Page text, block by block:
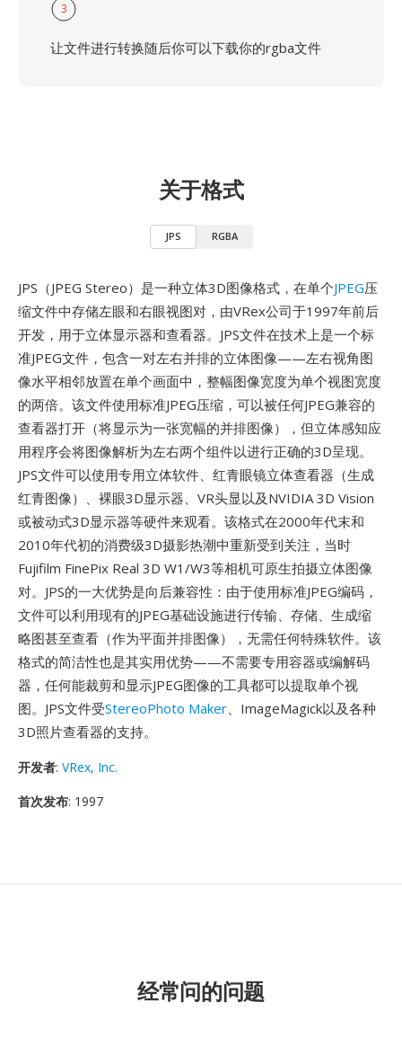
3
让文件进行转换随后你可以下载你的rgba文件
关于格式
JPS RGBA
JPS（JPEG Stereo）是一种立体3D图像格式，在单个JPEG压
缩文件中存储左眼和右眼视图对，由VRex公司于1997年前后
开发，用于立体显示器和查看器。JPS文件在技术上是一个标
准JPEG文件，包含一对左右并排的立体图像——左右视角图
像水平相邻放置在单个画面中，整幅图像宽度为单个视图宽度
的两倍。该文件使用标准JPEG压缩，可以被任何JPEG兼容的
查看器打开（将显示为一张宽幅的并排图像），但立体感知应
用程序会将图像解析为左右两个组件以进行正确的3D呈现。
JPS文件可以使用专用立体软件、红青眼镜立体查看器（生成
红青图像）、裸眼3D显示器、VR头显以及NVIDIA 3D Vision
或被动式3D显示器等硬件来观看。该格式在2000年代末和
2010年代初的消费级3D摄影热潮中重新受到关注，当时
Fujifilm FinePix Real 3D W1/W3等相机可原生拍摄立体图像
对。JPS的一大优势是向后兼容性：由于使用标准JPEG编码，
文件可以利用现有的JPEG基础设施进行传输、存储、生成缩
略图甚至查看（作为平面并排图像），无需任何特殊软件。该
格式的简洁性也是其实用优势——不需要专用容器或编解码
器，任何能裁剪和显示JPEG图像的工具都可以提取单个视
图。JPS文件受StereoPhoto Maker、ImageMagick以及各种
3D照片查看器的支持。
开发者: VRex, Inc.
首次发布: 1997
经常问的问题